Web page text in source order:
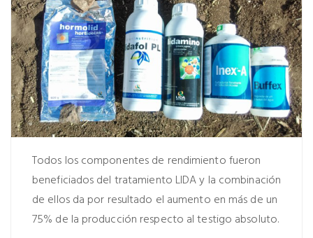
Todos los componentes de rendimiento fueron
beneficiados del tratamiento LIDA y la combinación
de ellos da por resultado el aumento en más de un
75% de la producción respecto al testigo absoluto.